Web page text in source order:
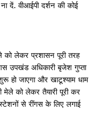
दें. वीआईपी दर्शन की कोई
को लेकर प्रशासन पूरी तरह
उपखंड अधिकारी बृजेश गुप्ता
हो जाएगा और खाटूश्‍याम धाम
को लेकर तैयारी पूरी कर
से रींगस के लिए लगाई